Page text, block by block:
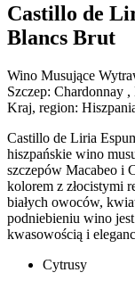
Castillo de
Blancs Brut
Wino Musujące
Szczep: Chardonnay ,
Kraj, region:
Castillo de Liria
hiszpańskie wino
szczepów Macabeo i
kolorem z złocistymi
białych owoców,
podniebieniu wino
kwasowością i
Cytrusy